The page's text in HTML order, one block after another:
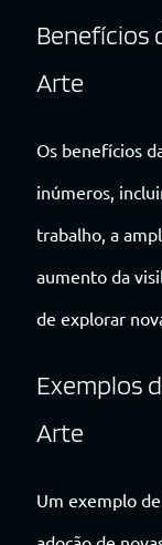
Benefícios
Arte
Os benefícios
inúmeros,
trabalho, a
aumento da
de explorar
Exemplos
Arte
Um exemplo